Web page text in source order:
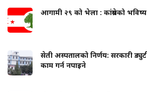
आगामी २९ को भेला : कांग्रेसको
सेती अस्पतालको निर्णय: सरकारी
काम गर्न नपाइने